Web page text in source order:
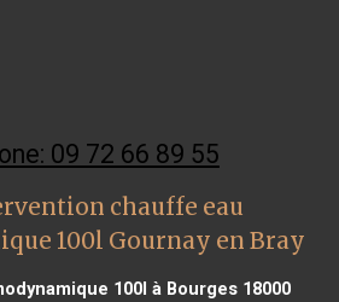
09 72 66 89 55
chauffe eau
100l Gournay en Bray
100l à Bourges 18000